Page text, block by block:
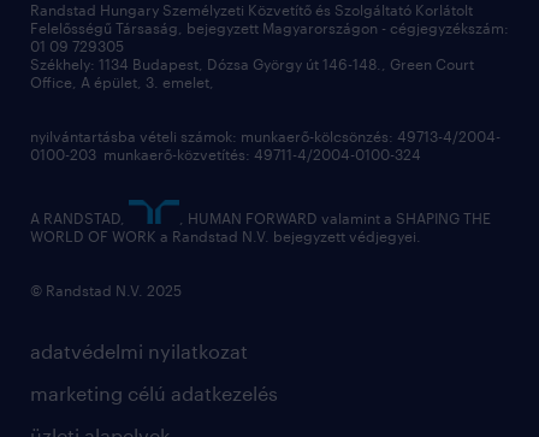
adatvédelmi nyilatkozat
marketing célú adatkezelés
Randstad Hungary Személyzeti Közvetítő és Szolgáltató Korlátolt
Felelősségű Társaság, bejegyzett Magyarországon - cégjegyzékszám:
01 09 729305
Székhely: 1134 Budapest, Dózsa György út 146-148., Green Court
Office, A épület, 3. emelet,
nyilvántartásba vételi számok: munkaerő-kölcsönzés: 49713-4/2004-
0100-203 munkaerő-közvetítés: 49711-4/2004-0100-324
A RANDSTAD,
, HUMAN FORWARD valamint a SHAPING THE
WORLD OF WORK a Randstad N.V. bejegyzett védjegyei.
© Randstad N.V. 2025